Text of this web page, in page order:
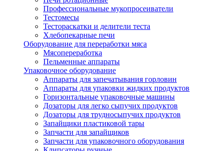
Профессиональные мукопросеиватели
Тестомесы
Тестораскатки и делители теста
Хлебопекарные печи
Оборудование для переработки мяса
Мясопереработка
Пельменные аппараты
Упаковочное оборудование
Аппараты для запечатывания горловин
Аппараты для упаковки жидких продуктов
Горизонтальные упаковочные машины
Дозаторы для легко сыпучих продуктов
Дозаторы для трудносыпучих продуктов
Запайщики пластиковой тары
Запчасти для запайщиков
Запчасти для упаковочного оборудования